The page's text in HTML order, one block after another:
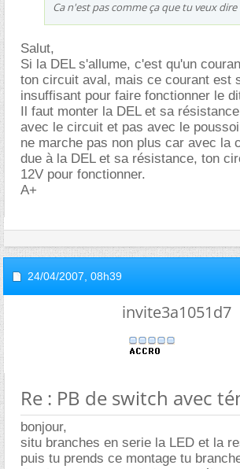
Ca n'est pas comme ça que tu veux dire
Salut,
Si la DEL s'allume, c'est qu'un
ton circuit aval, mais ce courant est
insuffisant pour faire fonctionner le
Il faut monter la DEL et sa
avec le circuit et pas avec le
ne marche pas non plus car avec la
due à la DEL et sa résistance, ton
12V pour fonctionner.
A+
24/04/2007, 08h39
invite3a1051d7
Re : PB de switch avec
bonjour,
situ branches en serie la LED et la
puis tu prends ce montage tu